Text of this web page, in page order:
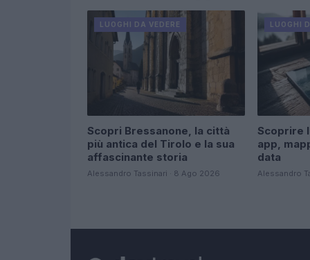
LUOGHI DA VEDERE
Scopri Bressanone, la città
più antica del Tirolo e la sua
affascinante storia
Alessandro Tassinari · 8 Ago 2026
LUOGHI
Scoprire
app,
data
Alessandro